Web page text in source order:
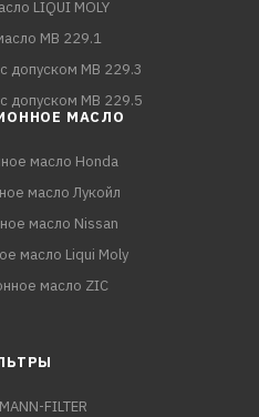
LIQUI MOLY
MB 229.1
допуском MB 229.3
допуском MB 229.5
МАСЛО
масло Honda
масло Лукойл
масло Nissan
масло Liqui Moly
масло ZIC
FILTER